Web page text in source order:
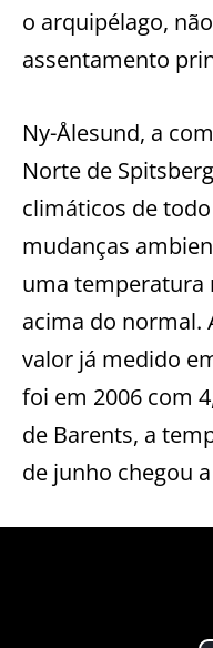
o arquipélago,
assentamento
Ny-Ålesund, a
Norte de
climáticos de
mudanças
uma temperatura
acima do normal.
valor já medido
foi em 2006 com
de Barents, a
de junho chegou a